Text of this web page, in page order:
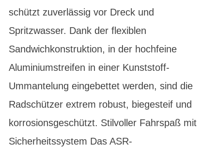
schützt zuverlässig vor Dreck und
Spritzwasser. Dank der flexiblen
Sandwichkonstruktion, in der hochfeine
Aluminiumstreifen in einer Kunststoff-
Ummantelung eingebettet werden, sind die
Radschützer extrem robust, biegesteif und
korrosionsgeschützt. Stilvoller Fahrspaß mit
Sicherheitssystem Das ASR-